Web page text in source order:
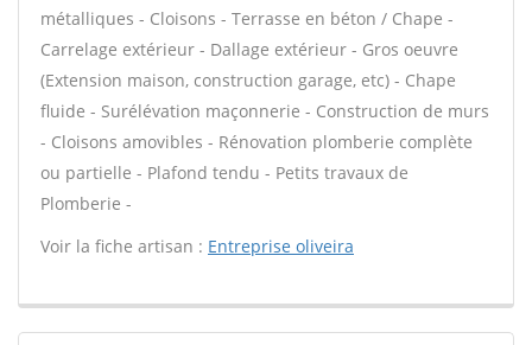
métalliques - Cloisons - Terrasse en béton / Chape -
Carrelage extérieur - Dallage extérieur - Gros oeuvre
(Extension maison, construction garage, etc) - Chape
fluide - Surélévation maçonnerie - Construction de murs
- Cloisons amovibles - Rénovation plomberie complète
ou partielle - Plafond tendu - Petits travaux de
Plomberie -
Voir la fiche artisan : Entreprise oliveira